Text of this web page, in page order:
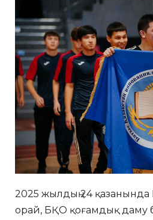
2025 жылдың 24 қазанында
орай, БҚО қоғамдық даму